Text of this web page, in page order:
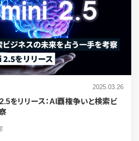
2025.03.26
をリリース：AI覇権争いと検索ビ